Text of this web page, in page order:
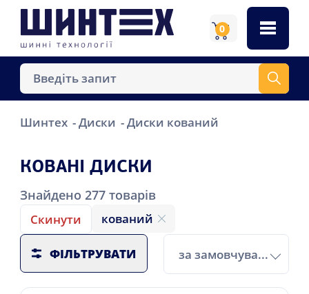
0
Шинтех Диски Диски кований
КОВАНІ ДИСКИ
Знайдено 277товарів
Скинути кований
ФІЛЬТРУВАТИ за замовчуванням